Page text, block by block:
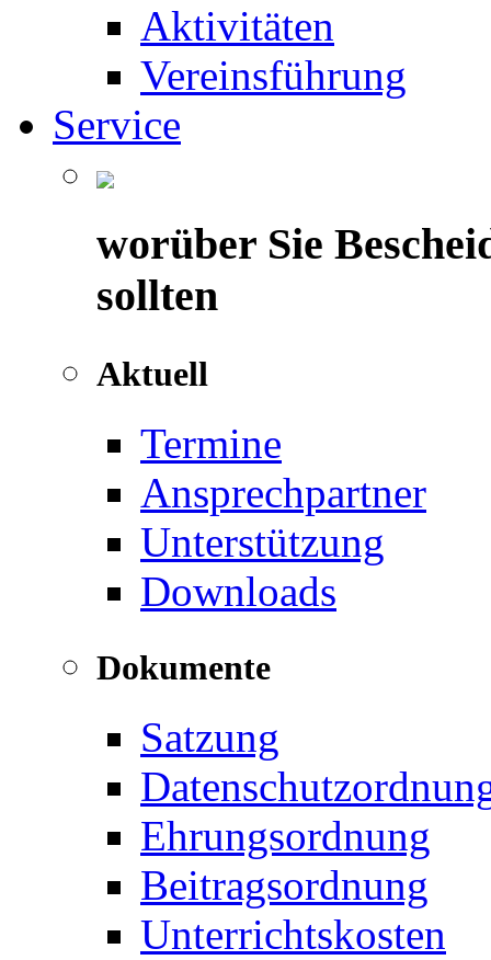
Aktivitäten
Vereinsführung
Service
worüber Sie
sollten
Aktuell
Termine
Ansprechpartner
Unterstützung
Downloads
Dokumente
Satzung
Ehrungsordnung
Beitragsordnung
Unterrichtskosten